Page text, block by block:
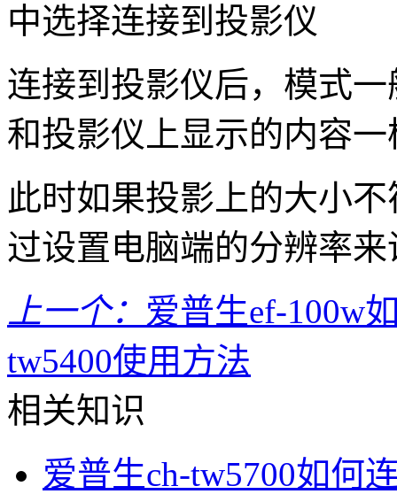
中选择连接到投影仪
连接到投影仪后，模式
和投影仪上显示的内容一
此时如果投影上的大小
过设置电脑端的分辨率
上一个： 爱普生ef-100w
tw5400使用方法
相关知识
爱普生ch-tw5700如何